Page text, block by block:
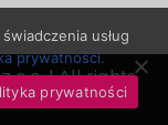
o.o. | All rights
usług
prywatności.
prywatności